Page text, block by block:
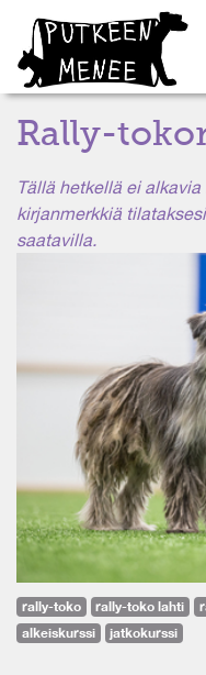
Rally-
Tällä hetkellä ei
kirjanmerkkiä
saatavilla.
rally-toko rally-toko lahti
alkeiskurssi
jatkokurssi